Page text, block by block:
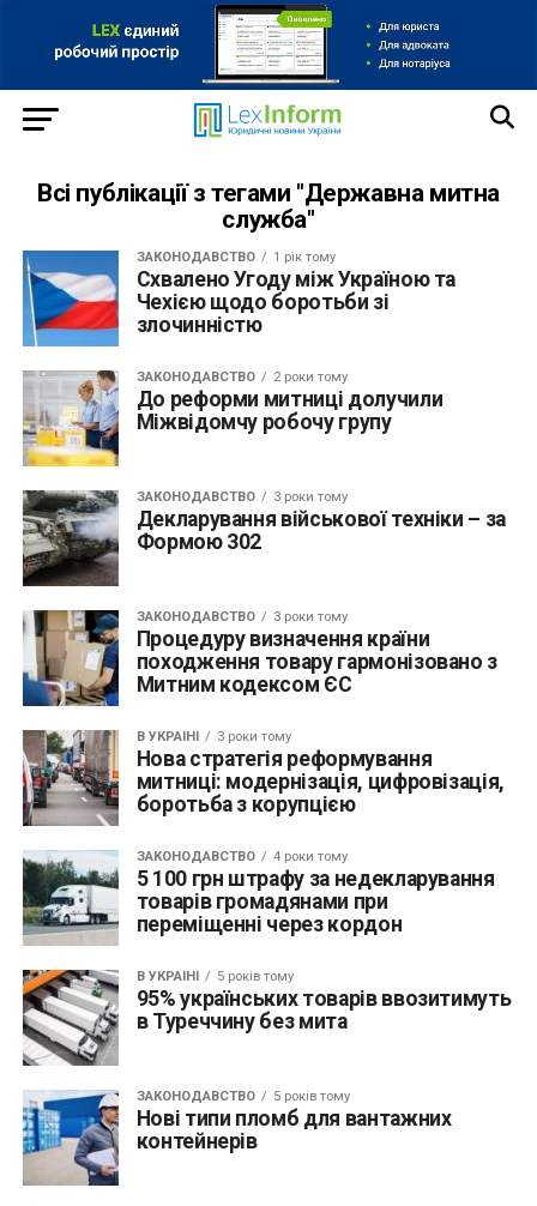
Всі публікації з тегами "Державна митна
служба"
ЗАКОНОДАВСТВО 1 рік тому
Схвалено Угоду між Україною та
Чехією щодо боротьби зі
злочинністю
ЗАКОНОДАВСТВО 2 роки тому
До реформи митниці долучили
Міжвідомчу робочу групу
ЗАКОНОДАВСТВО 3 роки тому
Декларування військової техніки – за
Формою 302
ЗАКОНОДАВСТВО 3 роки тому
Процедуру визначення країни
походження товару гармонізовано з
Митним кодексом ЄС
В УКРАЇНІ 3 роки тому
Нова стратегія реформування
митниці: модернізація, цифровізація,
боротьба з корупцією
ЗАКОНОДАВСТВО 4 роки тому
5 100 грн штрафу за недекларування
товарів громадянами при
переміщенні через кордон
В УКРАЇНІ 5 років тому
95% українських товарів ввозитимуть
в Туреччину без мита
ЗАКОНОДАВСТВО 5 років тому
Нові типи пломб для вантажних
контейнерів